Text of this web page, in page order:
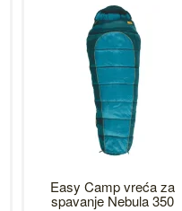
Easy Camp vreća za
spavanje Nebula 350